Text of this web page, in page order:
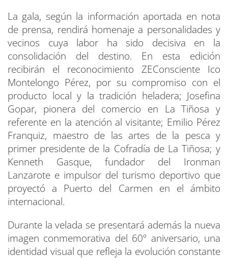
La gala, según la información aportada en nota
de prensa, rendirá homenaje a personalidades y
vecinos cuya labor ha sido decisiva en la
consolidación del destino. En esta edición
recibirán el reconocimiento ZEConsciente Ico
Montelongo Pérez, por su compromiso con el
producto local y la tradición heladera; Josefina
Gopar, pionera del comercio en La Tiñosa y
referente en la atención al visitante; Emilio Pérez
Franquiz, maestro de las artes de la pesca y
primer presidente de la Cofradía de La Tiñosa; y
Kenneth Gasque, fundador del Ironman
Lanzarote e impulsor del turismo deportivo que
proyectó a Puerto del Carmen en el ámbito
internacional.
Durante la velada se presentará además la nueva
imagen conmemorativa del 60º aniversario, una
identidad visual que refleja la evolución constante